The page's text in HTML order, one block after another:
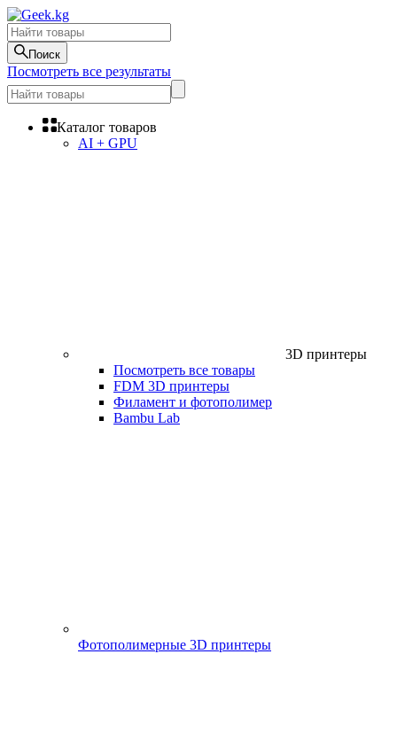
Поиск
Посмотреть все результаты
Каталог товаров
AI + GPU
3D принтеры
Посмотреть все товары
FDM 3D принтеры
Филамент и фотополимер
Bambu Lab
Фотополимерные 3D принтеры